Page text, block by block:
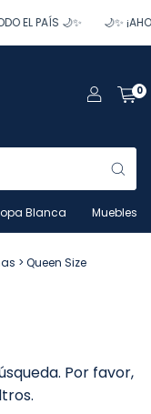
EL PAÍS 🌙✨ 🌙✨
0
Blanca Muebles
> Queen Size
Por favor,